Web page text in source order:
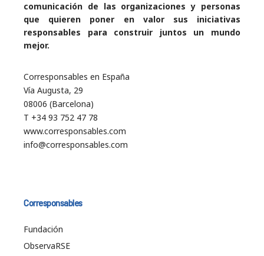
comunicación de las organizaciones y personas
que quieren poner en valor sus iniciativas
responsables para construir juntos un mundo
mejor.
Corresponsables en España
Vía Augusta, 29
08006 (Barcelona)
T +34 93 752 47 78
www.corresponsables.com
info@corresponsables.com
Corresponsables
Fundación
ObservaRSE